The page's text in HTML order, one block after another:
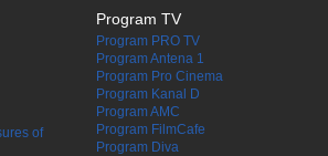
of
Program TV
Program PRO TV
Program Antena 1
Program Pro Cinema
Program Kanal D
Program AMC
Program FilmCafe
Program Diva